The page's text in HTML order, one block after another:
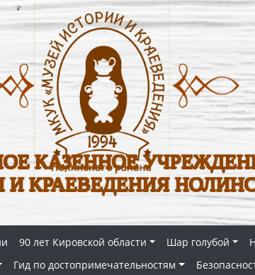
КАЗЕННОЕ
И КРАЕВЕДЕНИЯ
90 лет Кировской области Шар голубой
Гид по достопримечательностям